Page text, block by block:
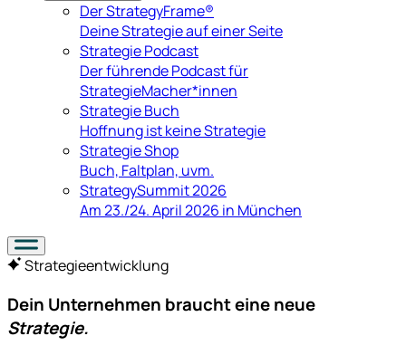
Der StrategyFrame®
Deine Strategie auf einer Seite
Strategie Podcast
Der führende Podcast für
StrategieMacher*innen
Strategie Buch
Hoffnung ist keine Strategie
Strategie Shop
Buch, Faltplan, uvm.
StrategySummit 2026
Am 23./24. April 2026 in München
Strategieentwicklung
Dein Unternehmen braucht eine neue
Strategie.